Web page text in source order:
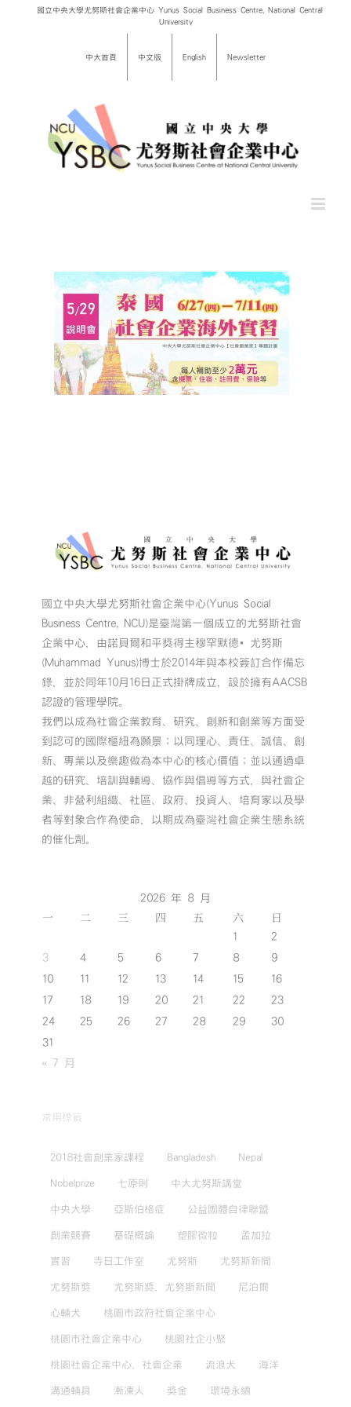
國立中央大學尤努斯社會企業中心 Yunus Social Business Centre, National Central
University
中大首頁 中文版 English Newsletter
國立中央大學尤努斯社會企業中心(Yunus Social
Business Centre, NCU)是臺灣第一個成立的尤努斯社會
企業中心，由諾貝爾和平獎得主穆罕默德•尤努斯
(Muhammad Yunus)博士於2014年與本校簽訂合作備忘
錄，並於同年10月16日正式掛牌成立，設於擁有AACSB
認證的管理學院。
我們以成為社會企業教育、研究、創新和創業等方面受
到認可的國際樞紐為願景；以同理心、責任、誠信、創
新、專業以及樂趣做為本中心的核心價值；並以通過卓
越的研究、培訓與輔導、協作與倡導等方式，與社會企
業、非營利組織、社區、政府、投資人、培育家以及學
者等對象合作為使命，以期成為臺灣社會企業生態系統
的催化劑。
2026 年 8 月
一 二 三 四 五 六 日
1
2
3
4 5 6 7 8
9
10
11 12 13 14 15
16
17
18 19 20 21 22
23
24
25 26 27 28 29
30
31
« 7 月
常用標籤
2018社會創業家課程 Bangladesh Nepal
Nobelprize 七原則 中大尤努斯講堂
中央大學 亞斯伯格症 公益團體自律聯盟
創業競賽 基礎概論 塑膠微粒 孟加拉
實習 寺日工作室 尤努斯 尤努斯新聞
尤努斯獎 尤努斯獎，尤努斯新聞 尼泊爾
心輔犬 桃園市政府社會企業中心
桃園市社會企業中心 桃園社企小聚
桃園社會企業中心，社會企業 流浪犬 海洋
溝通輔具 漸凍人 獎金 環境永續